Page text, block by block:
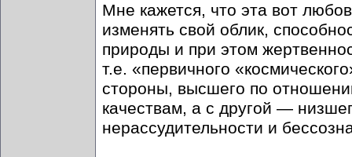
Мне кажется, что эта вот
изменять свой облик,
природы и при этом
т.е. «первичного
стороны, высшего по
качествам, а с другой —
нерассудительности и